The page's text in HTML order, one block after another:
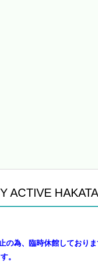
ACTIVE
の為、臨時休館しており
。